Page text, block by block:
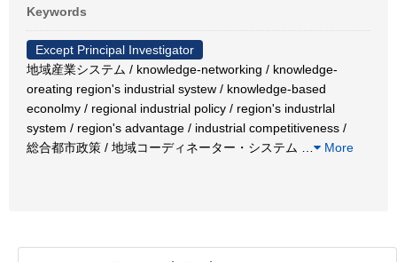
Keywords
Except Principal Investigator
地域産業システム / knowledge-networking / knowledge-
oreating region's industrial systew / knowledge-based
econolmy / regional industrial policy / region's industrlal
system / region's advantage / industrial competitiveness /
総合都市政策 / 地域コーディネーター・システム
More